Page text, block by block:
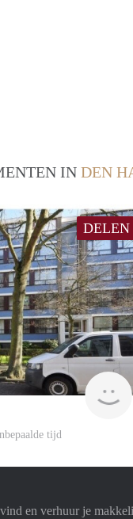
IN DEN
DELEN
tijd
en verhuur je